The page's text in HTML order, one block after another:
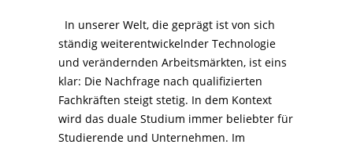
In unserer Welt, die geprägt ist von sich
ständig weiterentwickelnder Technologie
und verändernden Arbeitsmärkten, ist eins
klar: Die Nachfrage nach qualifizierten
Fachkräften steigt stetig. In dem Kontext
wird das duale Studium immer beliebter für
Studierende und Unternehmen. Im